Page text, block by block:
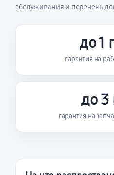
обслуживания и перечень
до 1
гарантия на
до 3
гарантия на